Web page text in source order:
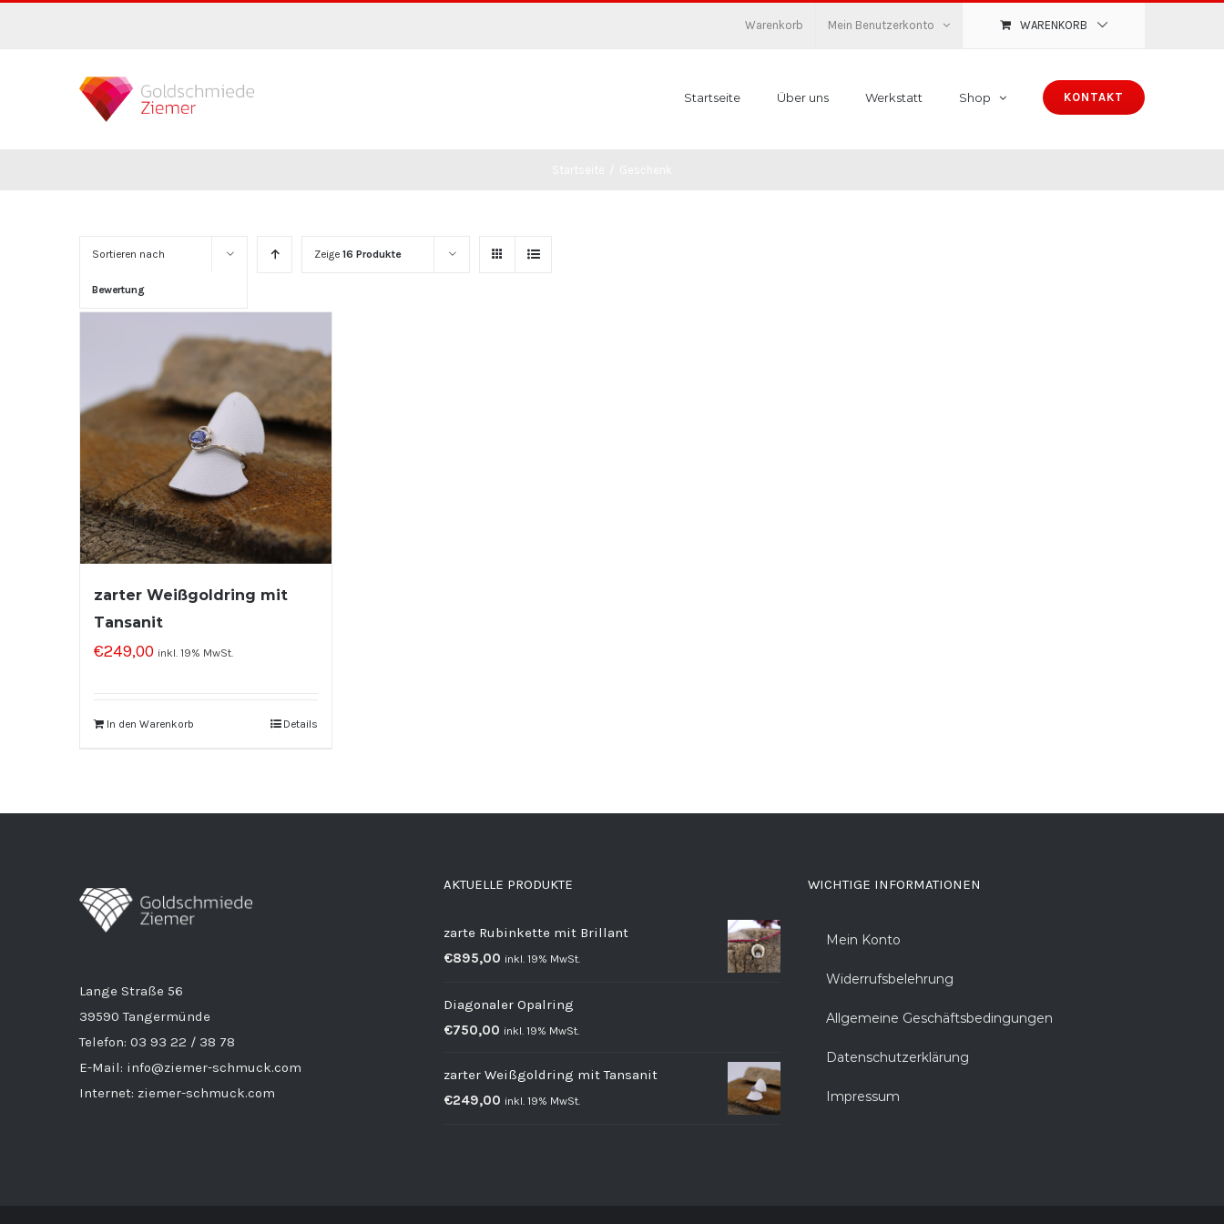
Warenkorb Mein Benutzerkonto WARENKORB
Startseite Über uns Werkstatt Shop KONTAKT
Sortieren nach
Bewertung
Zeige 16 Produkte
zarter Weißgoldring mit
Tansanit
€249,00 inkl. 19% MwSt.
In den Warenkorb Details
Lange Straße 56
39590 Tangermünde
Telefon: 03 93 22 / 38 78
E-Mail: info@ziemer-schmuck.com
Internet: ziemer-schmuck.com
AKTUELLE PRODUKTE
zarte Rubinkette mit Brillant
€895,00 inkl. 19% MwSt.
Diagonaler Opalring
€750,00 inkl. 19% MwSt.
zarter Weißgoldring mit Tansanit
€249,00 inkl. 19% MwSt.
WICHTIGE INFORMATIONEN
Mein Konto
Widerrufsbelehrung
Allgemeine Geschäftsbedingungen
Datenschutzerklärung
Impressum